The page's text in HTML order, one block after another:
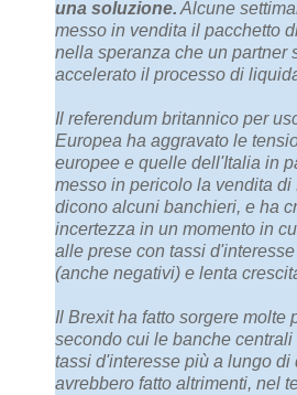
una soluzione. Alcune
messo in vendita il pacchetto
nella speranza che un partner
accelerato il processo di
Il referendum britannico per
Europea ha aggravato le
europee e quelle dell'Italia in
messo in pericolo la vendita di
dicono alcuni banchieri, e ha
incertezza in un momento in
alle prese con tassi
(anche negativi) e lenta
Il Brexit ha fatto sorgere molte
secondo cui le banche
tassi d'interesse più a lungo di
avrebbero fatto altrimenti, nel